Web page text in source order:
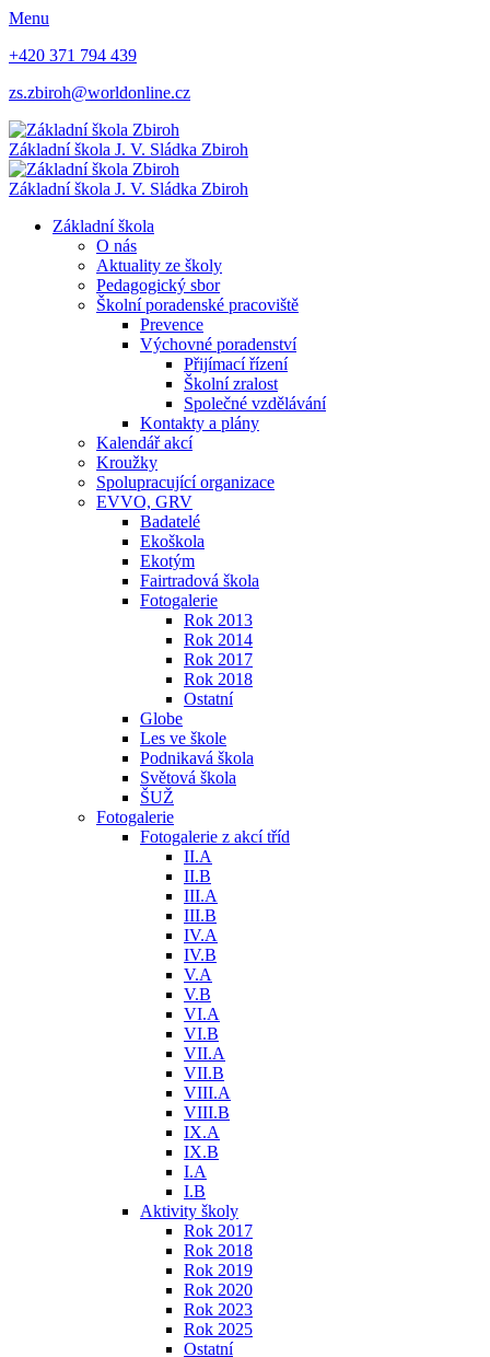
Menu
+420 371 794 439
zs.zbiroh@worldonline.cz
Základní škola J. V. Sládka Zbiroh
Základní škola J. V. Sládka Zbiroh
Základní škola
O nás
Aktuality ze školy
Pedagogický sbor
Školní poradenské pracoviště
Prevence
Výchovné poradenství
Přijímací řízení
Školní zralost
Společné vzdělávání
Kontakty a plány
Kalendář akcí
Kroužky
Spolupracující organizace
EVVO, GRV
Badatelé
Ekoškola
Ekotým
Fairtradová škola
Fotogalerie
Rok 2013
Rok 2014
Rok 2017
Rok 2018
Ostatní
Globe
Les ve škole
Podnikavá škola
Světová škola
ŠUŽ
Fotogalerie
Fotogalerie z akcí tříd
II.A
II.B
III.A
III.B
IV.A
IV.B
V.A
V.B
VI.A
VI.B
VII.A
VII.B
VIII.A
VIII.B
IX.A
IX.B
I.A
I.B
Aktivity školy
Rok 2017
Rok 2018
Rok 2019
Rok 2020
Rok 2023
Rok 2025
Ostatní